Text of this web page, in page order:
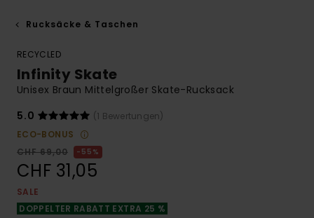
Rucksäcke & Taschen
RECYCLED
Infinity Skate
Unisex Braun Mittelgroßer Skate-Rucksack
5.0
(1 Bewertungen)
ECO-BONUS
CHF 69,00
55%
CHF 31,05
SALE
DOPPELTER RABATT EXTRA 25 %